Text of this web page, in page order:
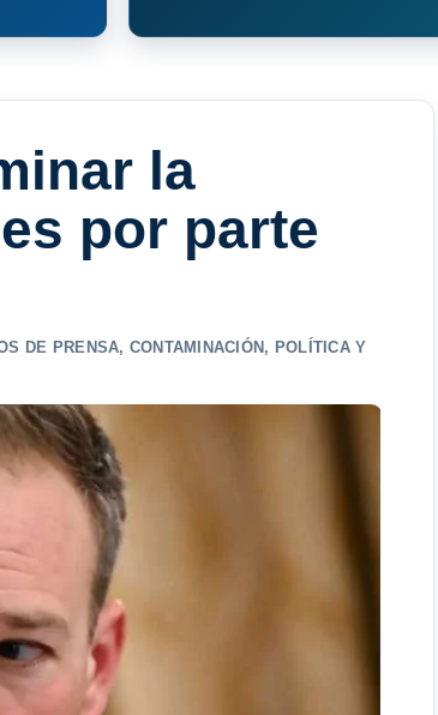
la
por parte
DE PRENSA, CONTAMINACIÓN , POLÍTICA Y